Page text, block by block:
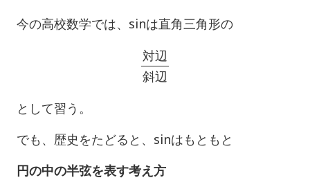
今の高校数学では、sinは直角三角形の
対 辺
斜 辺
辺斜
として習う。
でも、歴史をたどると、sinはもともと
円の中の半弦を表す考え方